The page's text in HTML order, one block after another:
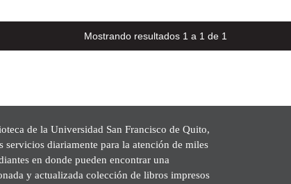
Mostrando resultados 1 a 1 de 1
de la Universidad San Francisco de Quito,
servicios diariamente para la atención de miles
en donde pueden encontrar una
y actualizada colección de libros impresos